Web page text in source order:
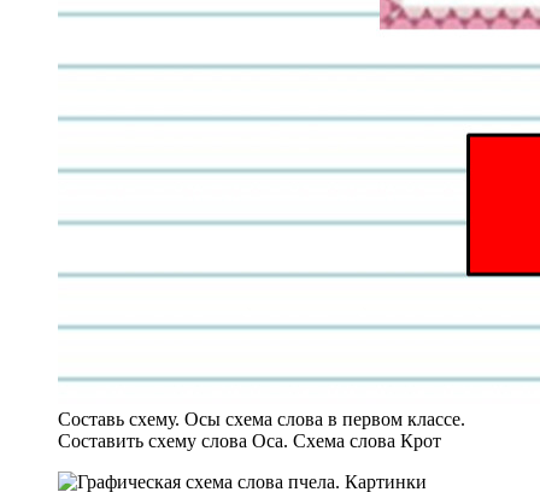
Составь схему. Осы схема слова в первом классе.
Составить схему слова Оса. Схема слова Крот